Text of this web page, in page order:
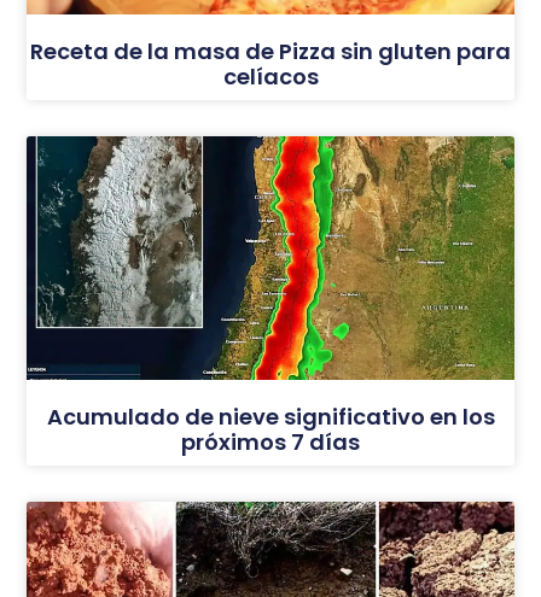
Receta de la masa de Pizza sin gluten para
celíacos
Acumulado de nieve significativo en los
próximos 7 días